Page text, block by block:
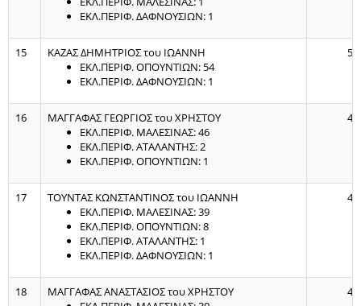
ΕΚΛ.ΠΕΡΙΦ. ΔΑΦΝΟΥΣΙΩΝ: 1
15
ΚΑΖΑΣ ΔΗΜΗΤΡΙΟΣ του ΙΩΑΝΝΗ
ΕΚΛ.ΠΕΡΙΦ. ΟΠΟΥΝΤΙΩΝ: 54
ΕΚΛ.ΠΕΡΙΦ. ΔΑΦΝΟΥΣΙΩΝ: 1
55
16
ΜΑΓΓΑΦΑΣ ΓΕΩΡΓΙΟΣ του ΧΡΗΣΤΟΥ
ΕΚΛ.ΠΕΡΙΦ. ΜΑΛΕΣΙΝΑΣ: 46
ΕΚΛ.ΠΕΡΙΦ. ΑΤΑΛΑΝΤΗΣ: 2
ΕΚΛ.ΠΕΡΙΦ. ΟΠΟΥΝΤΙΩΝ: 1
49
17
ΤΟΥΝΤΑΣ ΚΩΝΣΤΑΝΤΙΝΟΣ του ΙΩΑΝΝΗ
ΕΚΛ.ΠΕΡΙΦ. ΜΑΛΕΣΙΝΑΣ: 39
ΕΚΛ.ΠΕΡΙΦ. ΟΠΟΥΝΤΙΩΝ: 8
ΕΚΛ.ΠΕΡΙΦ. ΑΤΑΛΑΝΤΗΣ: 1
ΕΚΛ.ΠΕΡΙΦ. ΔΑΦΝΟΥΣΙΩΝ: 1
49
18
ΜΑΓΓΑΦΑΣ ΑΝΑΣΤΑΣΙΟΣ του ΧΡΗΣΤΟΥ
45